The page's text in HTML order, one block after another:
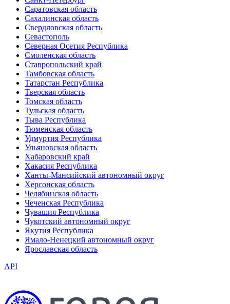
Саратовская область
Сахалинская область
Свердловская область
Севастополь
Северная Осетия Республика
Смоленская область
Ставропольский край
Тамбовская область
Татарстан Республика
Тверская область
Томская область
Тульская область
Тыва Республика
Тюменская область
Удмуртия Республика
Ульяновская область
Хабаровский край
Хакасия Республика
Ханты-Мансийский автономный округ
Херсонская область
Челябинская область
Чеченская Республика
Чувашия Республика
Чукотский автономный округ
Якутия Республика
Ямало-Ненецкий автономный округ
Ярославская область
API